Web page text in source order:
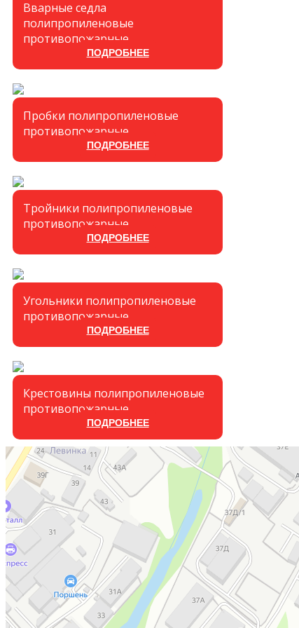
Вварные седла
полипропиленовые
противопожарные
ПОДРОБНЕЕ
Пробки полипропиленовые
противопожарные
ПОДРОБНЕЕ
Тройники полипропиленовые
противопожарные
ПОДРОБНЕЕ
Угольники полипропиленовые
противопожарные
ПОДРОБНЕЕ
Крестовины полипропиленовые
противопожарные
ПОДРОБНЕЕ